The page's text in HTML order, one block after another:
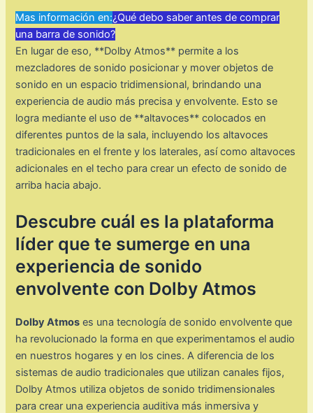
Mas información en:¿Qué debo saber antes de comprar
una barra de sonido?
En lugar de eso, **Dolby Atmos** permite a los
mezcladores de sonido posicionar y mover objetos de
sonido en un espacio tridimensional, brindando una
experiencia de audio más precisa y envolvente. Esto se
logra mediante el uso de **altavoces** colocados en
diferentes puntos de la sala, incluyendo los altavoces
tradicionales en el frente y los laterales, así como altavoces
adicionales en el techo para crear un efecto de sonido de
arriba hacia abajo.
Descubre cuál es la plataforma
líder que te sumerge en una
experiencia de sonido
envolvente con Dolby Atmos
Dolby Atmos es una tecnología de sonido envolvente que
ha revolucionado la forma en que experimentamos el audio
en nuestros hogares y en los cines. A diferencia de los
sistemas de audio tradicionales que utilizan canales fijos,
Dolby Atmos utiliza objetos de sonido tridimensionales
para crear una experiencia auditiva más inmersiva y